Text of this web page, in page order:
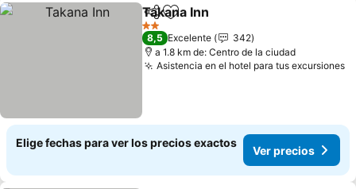
Compartir
Agregar a favoritos
Takana Inn
2 Estrellas
8,5 Excelente
342
a 1.8 km de: Centro de la ciudad
Asistencia en el hotel para tus excursiones
Elige fechas para ver los precios exactos
Ver precios